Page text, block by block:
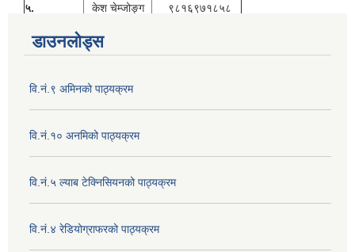
५.
केश चेम्जोङ्ग ९८१६९७१८५८
डाउनलोड्स
वि.नं.९ अमिनको पाठ्यक्रम
वि.नं.१० अनमिको पाठ्यक्रम
वि.नं.५ ल्याब टेक्निसियनको पाठ्यक्रम
वि.नं.४ रेडियोग्राफरको पाठ्यक्रम